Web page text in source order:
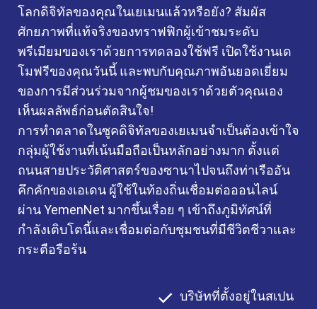
โลกดิจิทัลของคุณในเยเมนแล้วหรือยัง? สัมผัส
ศักยภาพที่แท้จริงของทราฟฟิกผู้เข้าชมระดับ
พรีเมียมของเราด้วยการทดลองใช้ฟรี เปิดใช้งานเด
โมฟรีของคุณวันนี้ และพบกับคุณภาพอันยอดเยี่ยม
ของการมีส่วนร่วมจากผู้ชมของเราด้วยตัวคุณเอง
เห็นผลลัพธ์ก่อนตัดสินใจ!
การทำตลาดในซูคดิจิทัลของเยเมนจำเป็นต้องเข้าใจ
กลุ่มผู้ใช้งานที่เน้นมือถือเป็นหลักอย่างมาก ตั้งแต่
ถนนสายประวัติศาสตร์ของซานาไปจนถึงท่าเรืออัน
คึกคักของเอเดน ผู้ใช้ในท้องถิ่นเชื่อมต่อออนไลน์
ผ่าน YemenNet มากขึ้นเรื่อย ๆ เข้าถึงภูมิทัศน์ที่
กำลังเติบโตนี้และเชื่อมต่อกับชุมชนที่มีชีวิตชีวาและ
กระตือรือร้น
บริษัทที่ตั้งอยู่ในสเปน